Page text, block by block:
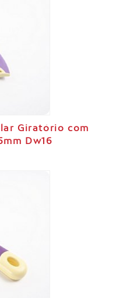
Giratório com
Dw16